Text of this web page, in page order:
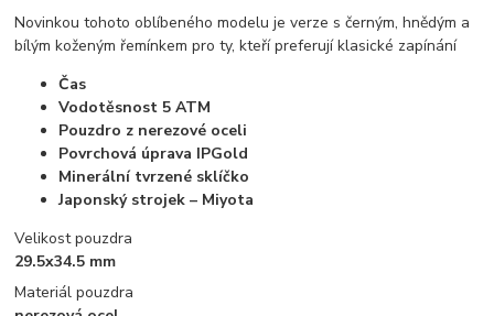
Novinkou tohoto oblíbeného modelu je verze s černým, hnědým a
bílým koženým řemínkem pro ty, kteří preferují klasické zapínání
Čas
Vodotěsnost 5 ATM
Pouzdro z nerezové oceli
Povrchová úprava IPGold
Minerální tvrzené sklíčko
Japonský strojek – Miyota
Velikost pouzdra
29.5x34.5 mm
Materiál pouzdra